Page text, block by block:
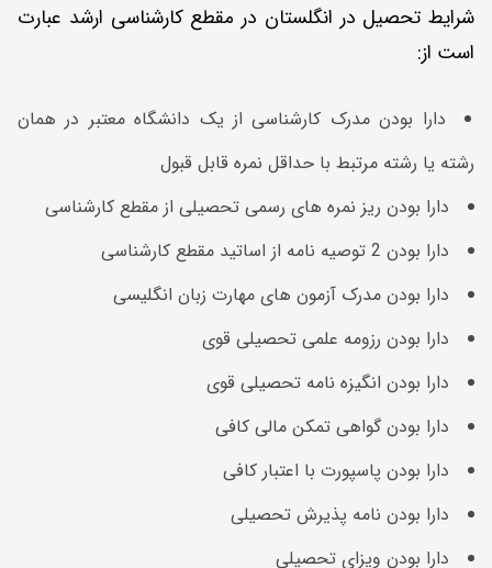
شرایط تحصیل در انگلستان در مقطع کارشناسی ارشد عبارت
است از:
دارا بودن مدرک کارشناسی از یک دانشگاه معتبر در همان
رشته یا رشته مرتبط با حداقل نمره قابل قبول
دارا بودن ریز نمره های رسمی تحصیلی از مقطع کارشناسی
دارا بودن 2 توصیه نامه از اساتید مقطع کارشناسی
دارا بودن مدرک آزمون های مهارت زبان انگلیسی
دارا بودن رزومه علمی تحصیلی قوی
دارا بودن انگیزه نامه تحصیلی قوی
دارا بودن گواهی تمکن مالی کافی
دارا بودن پاسپورت با اعتبار کافی
دارا بودن نامه پذیرش تحصیلی
دارا بودن ویزای تحصیلی